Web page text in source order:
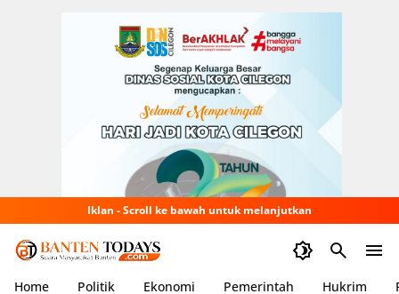
Iklan - Scroll ke bawah untuk melanjutkan
Home Politik Ekonomi Pemerintah Hukrim